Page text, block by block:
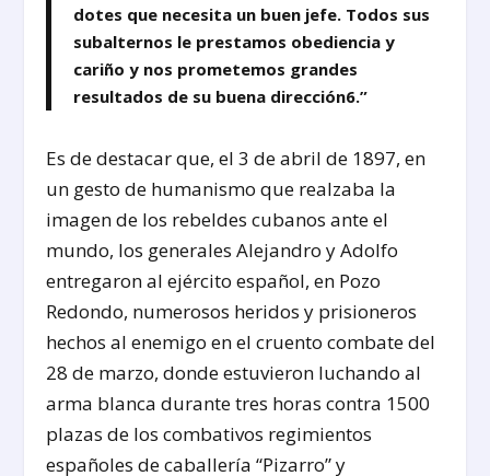
dotes que necesita un buen jefe. Todos sus
subalternos le prestamos obediencia y
cariño y nos prometemos grandes
resultados de su buena dirección6.”
Es de destacar que, el 3 de abril de 1897, en
un gesto de humanismo que realzaba la
imagen de los rebeldes cubanos ante el
mundo, los generales Alejandro y Adolfo
entregaron al ejército español, en Pozo
Redondo, numerosos heridos y prisioneros
hechos al enemigo en el cruento combate del
28 de marzo, donde estuvieron luchando al
arma blanca durante tres horas contra 1500
plazas de los combativos regimientos
españoles de caballería “Pizarro” y